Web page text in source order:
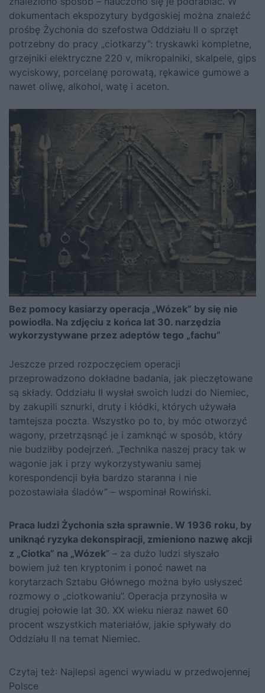
dokumentach ekspozytury bydgoskiej można znaleźć
prośbę Żychonia do szefostwa Oddziału II o sprzęt
potrzebny do pracy „ciotkarzy”: tryskawki kompletne,
grzejniki elektryczne 220 v, mikropalniki, skalpele, gips
wyciskowy, porcelanę porowatą, rękawice gumowe a
nawet oliwę, alkohol, watę i aceton.
Bez pomocy kasiarzy operacja „Wózek” by się nie
powiodła. Na zdjęciu z końca lat 30. narzędzia
wykorzystywane przez adeptów tego „fachu”
Jeszcze przed rozpoczęciem operacji
przeprowadzono dokładne badania, jak pieczętowane
są składy. Oddziału II wysłał swoich ludzi do Niemiec,
by zakupili sznurki, druty i kłódki, których używała
tamtejsza poczta. Wszystko po to, by móc otworzyć
wagony, przetrząsnąć je i zamknąć w sposób, który
nie budziłby podejrzeń. „Technika naszej pracy tak w
wagonie jak i przy wykorzystywaniu samej
korespondencji była bardzo staranna i nie
pozostawiała śladów” – wspominał Rowiński.
Praca ludzi Żychonia szła sprawnie. W 1936 roku, by
uniknąć ryzyka dekonspiracji, zmieniono nazwę akcji
z „Ciotka” na „Wózek” – za dużo ludzi słyszało
bowiem już ten kryptonim i ponoć nawet na
korytarzach Sztabu Głównego można było usłyszeć
rozmowy o „ciotkowaniu”. Operacja przynosiła w
drugiej połowie lat 30. XX wieku nieraz nawet 60
procent wszystkich materiałów, jakie spływały do
Oddziału II na temat Niemiec.
Czytaj też: Najlepsi agenci wywiadu w przedwojennej
Polsce